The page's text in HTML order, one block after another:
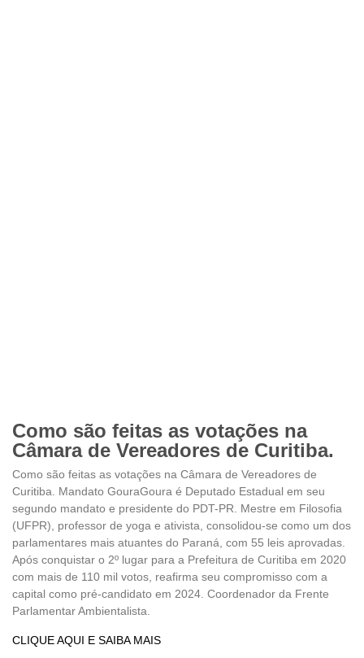
Como são feitas as votações na
Câmara de Vereadores de Curitiba.
Como são feitas as votações na Câmara de Vereadores de
Curitiba. Mandato GouraGoura é Deputado Estadual em seu
segundo mandato e presidente do PDT-PR. Mestre em Filosofia
(UFPR), professor de yoga e ativista, consolidou-se como um dos
parlamentares mais atuantes do Paraná, com 55 leis aprovadas.
Após conquistar o 2º lugar para a Prefeitura de Curitiba em 2020
com mais de 110 mil votos, reafirma seu compromisso com a
capital como pré-candidato em 2024. Coordenador da Frente
Parlamentar Ambientalista.
CLIQUE AQUI E SAIBA MAIS